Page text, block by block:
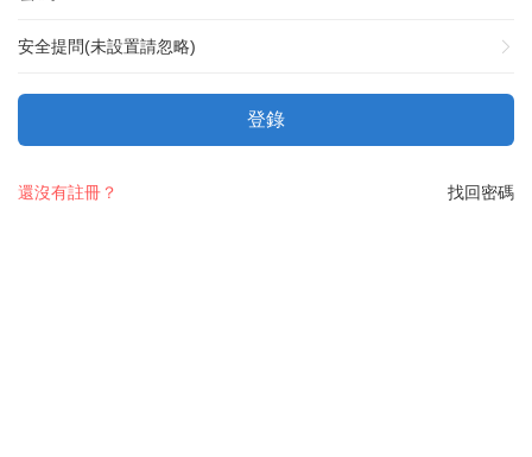
安全提問(未設置請忽略)
登錄
找回密碼
還沒有註冊？